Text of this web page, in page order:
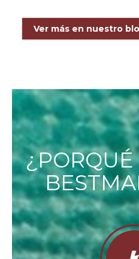
Ver más en nuestro
¿PORQUÉ